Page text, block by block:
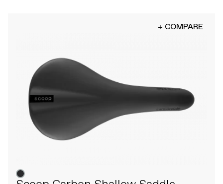
+ COMPARE